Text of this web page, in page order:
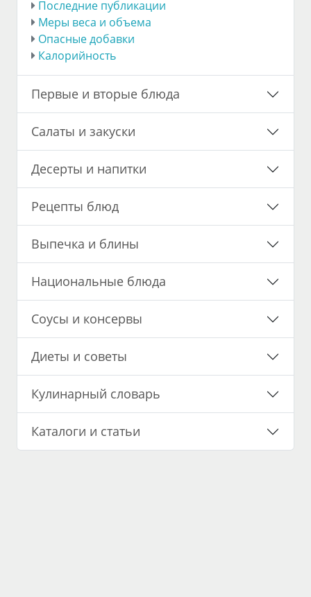
Последние публикации
Меры веса и объема
Опасные добавки
Калорийность
Первые и вторые блюда
Салаты и закуски
Десерты и напитки
Рецепты блюд
Выпечка и блины
Национальные блюда
Соусы и консервы
Диеты и советы
Кулинарный словарь
Каталоги и статьи